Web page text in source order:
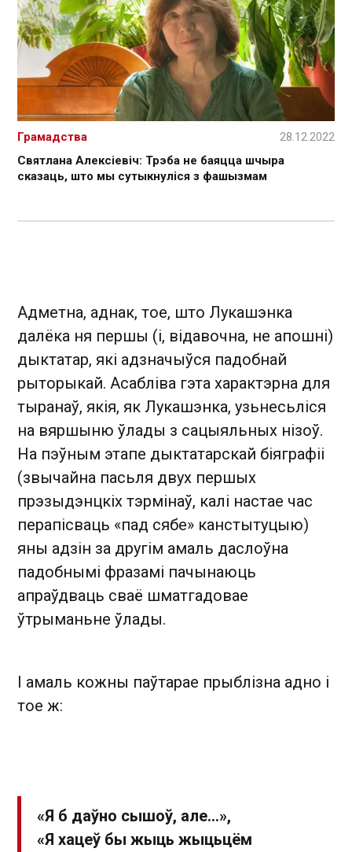
Святлана Алексіевіч: Трэба не баяцца шчыра
сказаць, што мы сутыкнуліся з фашызмам
Грамадства 28.12.2022
Адметна, аднак, тое, што Лукашэнка
далёка ня першы (і, відавочна, не апошні)
дыктатар, які адзначыўся падобнай
рыторыкай. Асабліва гэта характэрна для
тыранаў, якія, як Лукашэнка, узьнесьліся
на вяршыню ўлады з сацыяльных нізоў.
На пэўным этапе дыктатарскай біяграфіі
(звычайна пасьля двух першых
прэзыдэнцкіх тэрмінаў, калі настае час
перапісваць «пад сябе» канстытуцыю)
яны адзін за другім амаль даслоўна
падобнымі фразамі пачынаюць
апраўдваць сваё шматгадовае
ўтрыманьне ўлады.
І амаль кожны паўтарае прыблізна адно і
тое ж:
«Я б даўно сышоў, але...»,
«Я хацеў бы жыць жыцьцём